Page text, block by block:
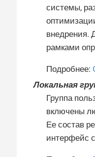
системы,
внедрения.
рамками
Подробнее:
Локальная
Группа
включены
Ее состав
интерфейс